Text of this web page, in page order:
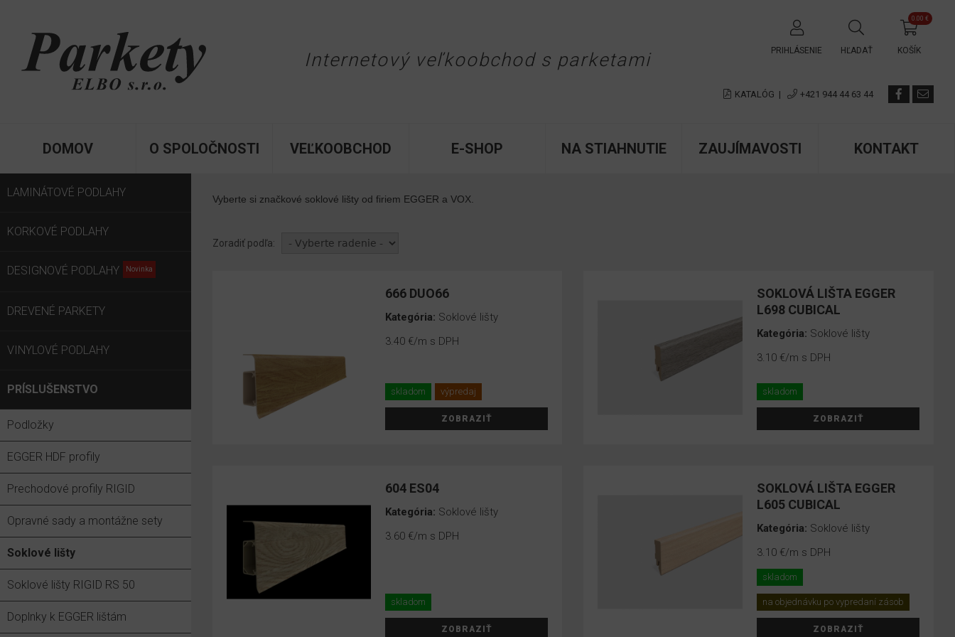
Internetový veľkoobchod s parketami PRIHLÁSENIE HĽADAŤ KOŠÍK
0.00 €
DOMOV O SPOLOČNOSTI VEĽKOOBCHOD E-SHOP NA STIAHNUTIE ZAUJÍMAVOSTI KONTAKT
KATALÓG | +421 944 44 63 44
✕
Vyberte si značkové soklové lišty od firiem EGGER a VOX.
Zoradiť podľa:
666 DUO66
Kategória: Soklové lišty
3.40 €/m s DPH
skladom výpredaj
ZOBRAZIŤ
SOKLOVÁ LIŠTA EGGER
L698 CUBICAL
Kategória: Soklové lišty
3.10 €/m s DPH
skladom
ZOBRAZIŤ
604 ES04
Kategória: Soklové lišty
3.60 €/m s DPH
skladom
ZOBRAZIŤ
SOKLOVÁ LIŠTA EGGER
L605 CUBICAL
Kategória: Soklové lišty
3.10 €/m s DPH
skladom
na objednávku po vypredaní zásob
ZOBRAZIŤ
LAMINÁTOVÉ PODLAHY
KORKOVÉ PODLAHY
DESIGNOVÉ PODLAHY
DREVENÉ PARKETY
VINYLOVÉ PODLAHY
PRÍSLUŠENSTVO
Podložky
EGGER HDF profily
Prechodové profily RIGID
Opravné sady a montážne sety
Soklové lišty
Soklové lišty RIGID RS 50
Doplnky k EGGER lištám